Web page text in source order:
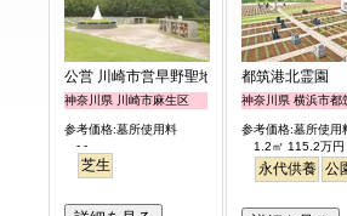
公営 川崎市営早野聖地公園
神奈川県 川崎市麻生区
参考価格:墓所使用料
- -
芝生
都筑港北霊園
神奈川県 横浜市都
参考価格:墓所使用
1.2㎡ 115.2万円
永代供養 公